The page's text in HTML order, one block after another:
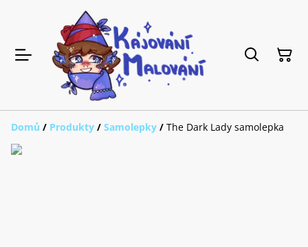
Domů / Produkty / Samolepky / The Dark Lady samolepka